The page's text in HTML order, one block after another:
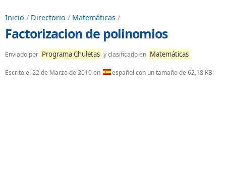
Inicio / Directorio / Matemáticas /
Factorizacion de polinomios
Enviado por Programa Chuletas y clasificado en Matemáticas
Escrito el 22 de Marzo de 2010en español con un tamaño de 62,18 KB